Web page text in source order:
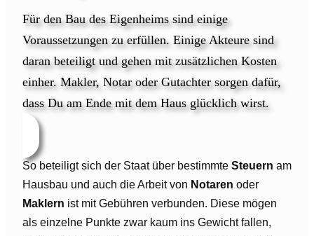
Für den Bau des Eigenheims sind einige
Voraussetzungen zu erfüllen. Einige Akteure sind
daran beteiligt und gehen mit zusätzlichen Kosten
einher. Makler, Notar oder Gutachter sorgen dafür,
dass Du am Ende mit dem Haus glücklich wirst.
So beteiligt sich der Staat über bestimmte Steuern am
Hausbau und auch die Arbeit von Notaren oder
Maklern ist mit Gebühren verbunden. Diese mögen
als einzelne Punkte zwar kaum ins Gewicht fallen,